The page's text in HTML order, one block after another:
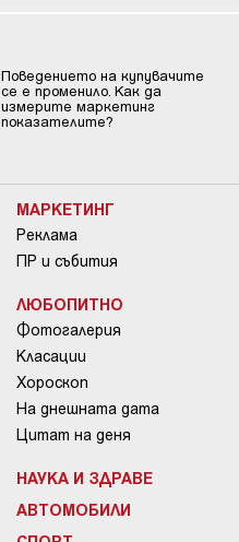
Поведението на купувачите
се е променило. Как да
измерите маркетинг
показателите?
МАРКЕТИНГ
Реклама
ПР и събития
ЛЮБОПИТНО
Фотогалерия
Класации
Хороскоп
На днешната дата
Цитат на деня
НАУКА И ЗДРАВЕ
АВТОМОБИЛИ